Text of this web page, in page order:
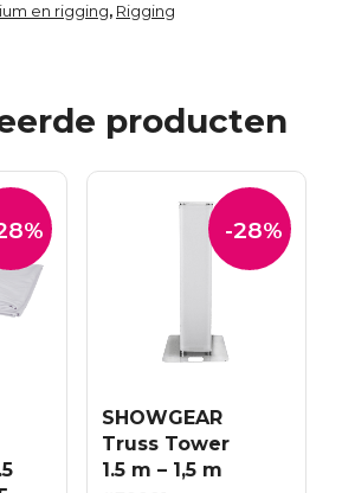
en rigging, Rigging
producten
-28%
SHOWGEAR
Truss Tower
1.5 m – 1,5 m